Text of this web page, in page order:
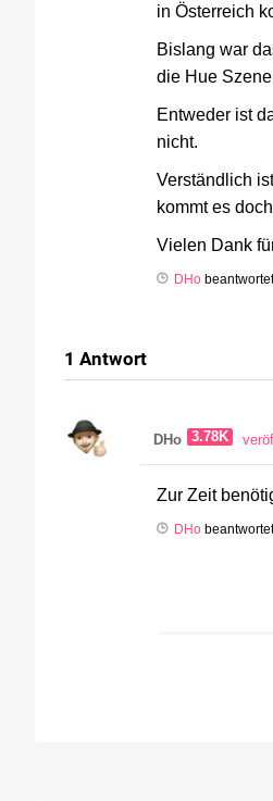
in Österreich
Bislang war
die Hue
Entweder ist
nicht.
Verständlich
kommt es
Vielen Dank
DHo
1 Antwort
DHo 3.78K
Zur Zeit
DHo